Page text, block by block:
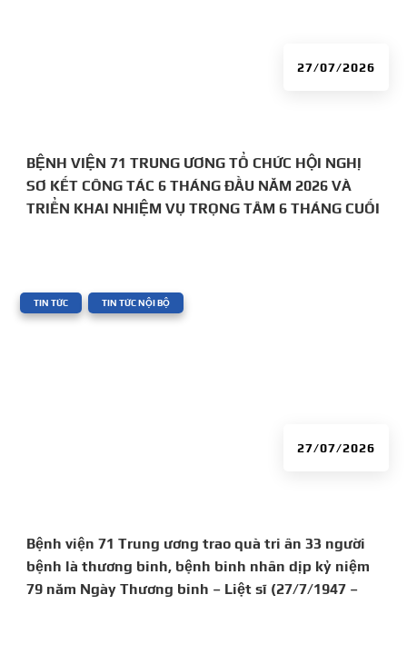
BỆNH VIỆN 71 TRUNG ƯƠNG TỔ CHỨC HỘI NGHỊ
SƠ KẾT CÔNG TÁC 6 THÁNG ĐẦU NĂM 2026 VÀ
TRIỂN KHAI NHIỆM VỤ TRỌNG TÂM 6 THÁNG CUỐI
27/07/2026
Bệnh viện 71 Trung ương trao quà tri ân 33 người
bệnh là thương binh, bệnh binh nhân dịp kỷ niệm
79 năm Ngày Thương binh – Liệt sĩ (27/7/1947 –
27/07/2026
TIN TỨC TIN TỨC NỘI BỘ